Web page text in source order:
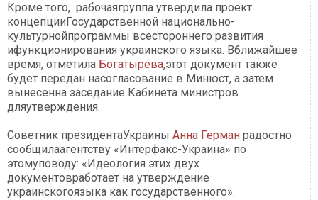
Кроме того, рабочаягруппа утвердила проект
концепцииГосударственной национально-
культурнойпрограммы всестороннего развития
ифункционирования украинского языка. Вближайшее
время, отметила Богатырева,этот документ также
будет передан насогласование в Минюст, а затем
вынесенна заседание Кабинета министров
дляутверждения.
Советник президентаУкраины Анна Герман радостно
сообщилаагентству «Интерфакс-Украина» по
этомуповоду: «Идеология этих двух
документовработает на утверждение
украинскогоязыка как государственного».